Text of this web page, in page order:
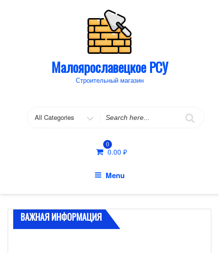
Малоярославецкое РСУ
Строительный магазин
Search
0
0.00₽
Menu
ВАЖНАЯ ИНФОРМАЦИЯ